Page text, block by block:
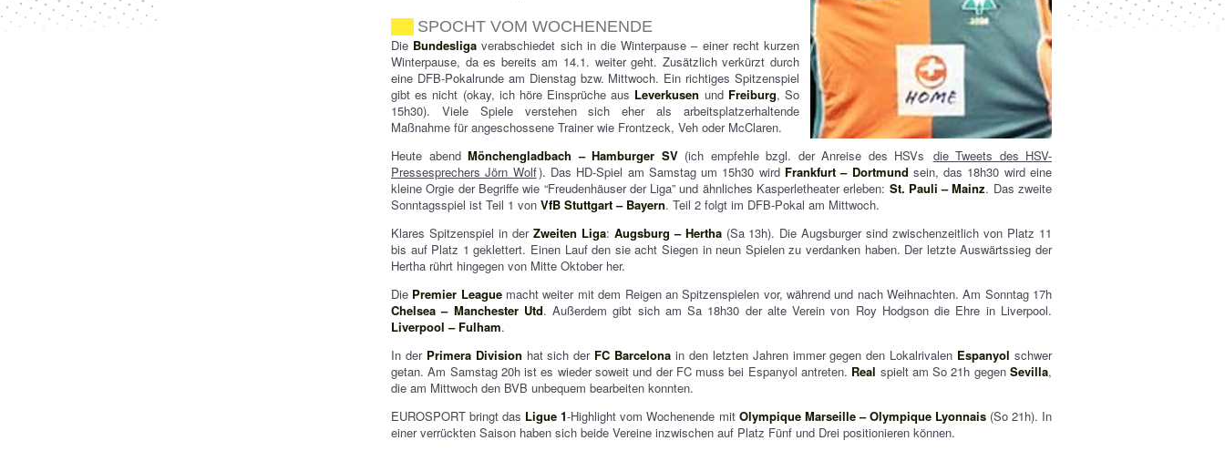
SPOCHT VOM WOCHENENDE
Die Bundesliga verabschiedet sich in die Winterpause – einer recht kurzen
Winterpause, da es bereits am 14.1. weiter geht. Zusätzlich verkürzt durch
eine DFB-Pokalrunde am Dienstag bzw. Mittwoch. Ein richtiges Spitzenspiel
gibt es nicht (okay, ich höre Einsprüche aus Leverkusen und Freiburg, So
15h30). Viele Spiele verstehen sich eher als arbeitsplatzerhaltende
Maßnahme für angeschossene Trainer wie Frontzeck, Veh oder McClaren.
Heute abendMönchengladbach – Hamburger SV(ich empfehle bzgl. der Anreise des HSVs die Tweets des HSV-
Pressesprechers Jörn Wolf). Das HD-Spiel am Samstag um 15h30 wird Frankfurt – Dortmund sein, das 18h30 wird eine
kleine Orgie der Begriffe wie “Freudenhäuser der Liga” und ähnliches Kasperletheater erleben: St. Pauli – Mainz. Das zweite
Sonntagsspiel ist Teil 1 vonVfB Stuttgart – Bayern. Teil 2 folgt im DFB-Pokal am Mittwoch.
Klares Spitzenspiel in der Zweiten Liga: Augsburg – Hertha(Sa 13h). Die Augsburger sind zwischenzeitlich von Platz 11
bis auf Platz 1 geklettert. Einen Lauf den sie acht Siegen in neun Spielen zu verdanken haben. Der letzte Auswärtssieg der
Hertha rührt hingegen von Mitte Oktober her.
Die Premier Leaguemacht weiter mit dem Reigen an Spitzenspielen vor, während und nach Weihnachten. Am Sonntag 17h
Chelsea – Manchester Utd. Außerdem gibt sich am Sa 18h30 der alte Verein von Roy Hodgson die Ehre in Liverpool.
Liverpool – Fulham.
In der Primera Division hat sich der FC Barcelona in den letzten Jahren immer gegen den Lokalrivalen Espanyol schwer
getan. Am Samstag 20h ist es wieder soweit und der FC muss bei Espanyol antreten. Real spielt am So 21h gegenSevilla,
die am Mittwoch den BVB unbequem bearbeiten konnten.
EUROSPORT bringt das Ligue 1-Highlight vom Wochenende mit Olympique Marseille – Olympique Lyonnais(So 21h). In
einer verrückten Saison haben sich beide Vereine inzwischen auf Platz Fünf und Drei positionieren können.